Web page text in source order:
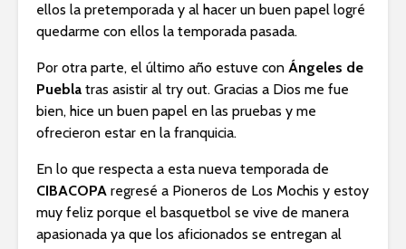
ellos la pretemporada y al hacer un buen papel logré
quedarme con ellos la temporada pasada.
Por otra parte, el último año estuve con Ángeles de
Puebla tras asistir al try out. Gracias a Dios me fue
bien, hice un buen papel en las pruebas y me
ofrecieron estar en la franquicia.
En lo que respecta a esta nueva temporada de
CIBACOPA regresé a Pioneros de Los Mochis y estoy
muy feliz porque el basquetbol se vive de manera
apasionada ya que los aficionados se entregan al